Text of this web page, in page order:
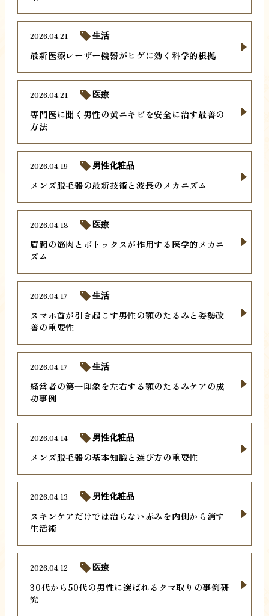
最新医療レーザー機器がヒゲに効く科学的根拠
2026.04.21 生活
専門医に聞く男性の黄ニキビを安全に治す最善の
方法
2026.04.21 医療
メンズ脱毛器の最新技術と波長のメカニズム
2026.04.19 男性化粧品
眉間の筋肉とボトックスが作用する医学的メカニ
ズム
2026.04.18 医療
スマホ首が引き起こす男性の顎のたるみと姿勢改
善の重要性
2026.04.17 生活
経営者の第一印象を左右する顎のたるみケアの成
功事例
2026.04.17 生活
メンズ脱毛器の基本知識と選び方の重要性
2026.04.14 男性化粧品
スキンケアだけでは治らない赤みを内側から消す
生活術
2026.04.13 男性化粧品
30代から50代の男性に選ばれるクマ取りの事例研
究
2026.04.12 医療